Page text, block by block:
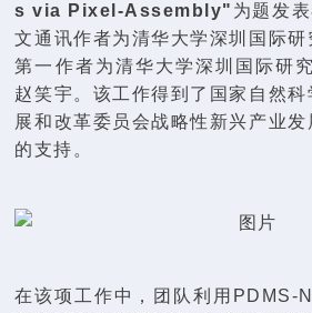
s via Pixel-Assembly" 为题发
文通讯作者为清华大学深圳国际研
第一作者为清华大学深圳国际研
赵笑宇。该工作得到了国家自然科
展和改革委员会战略性新兴产业发
的支持。
在该项工作中，团队利用PDMS-